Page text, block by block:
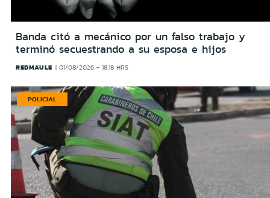
Banda citó a mecánico por un falso trabajo y
terminó secuestrando a su esposa e hijos
REDMAULE 01/08/2026 - 18:18 HRS
POLICIAL